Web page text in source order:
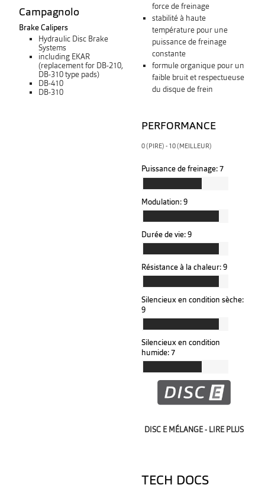
Campagnolo
Brake Calipers
Hydraulic Disc Brake
Systems
including EKAR
(replacement for DB-210,
DB-310 type pads)
DB-410
DB-310
force de freinage
stabilité à haute
température pour une
puissance de freinage
constante
formule organique pour un
faible bruit et respectueuse
du disque de frein
PERFORMANCE
0 (PIRE) - 10 (MEILLEUR)
Puissance de freinage:7
Modulation:9
Durée de vie:9
Résistance à la chaleur:9
Silencieux en condition sèche:
9
Silencieux en condition
humide:7
DISC E MÉLANGE - LIRE PLUS
TECH DOCS